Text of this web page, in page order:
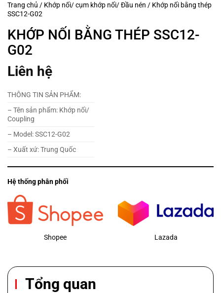
Trang chủ / Khớp nối/ cụm khớp nối/ Đầu nén / Khớp nối bằng thép
SSC12-G02
KHỚP NỐI BẰNG THÉP SSC12-
G02
Liên hệ
THÔNG TIN SẢN PHẨM:
– Tên sản phẩm: Khớp nối/
Coupling
– Model: SSC12-G02
– Xuất xứ: Trung Quốc
Hệ thống phân phối
Shopee Lazada
Tổng quan